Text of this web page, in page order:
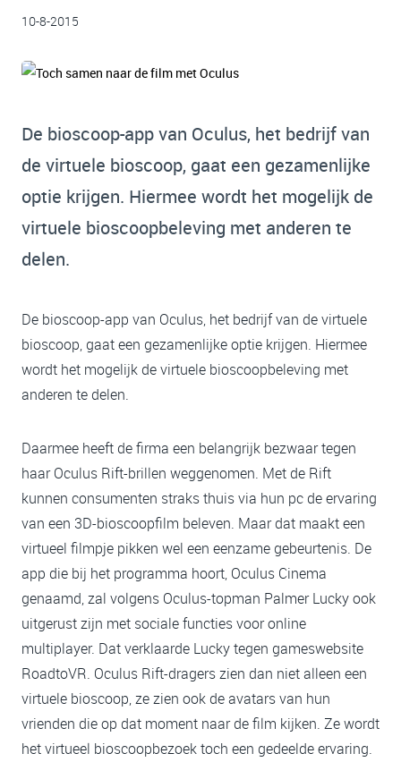
10-8-2015
De bioscoop-app van Oculus, het bedrijf van
de virtuele bioscoop, gaat een gezamenlijke
optie krijgen. Hiermee wordt het mogelijk de
virtuele bioscoopbeleving met anderen te
delen.
De bioscoop-app van Oculus, het bedrijf van de virtuele
bioscoop, gaat een gezamenlijke optie krijgen. Hiermee
wordt het mogelijk de virtuele bioscoopbeleving met
anderen te delen.
Daarmee heeft de firma een belangrijk bezwaar tegen
haar Oculus Rift-brillen weggenomen. Met de Rift
kunnen consumenten straks thuis via hun pc de ervaring
van een 3D-bioscoopfilm beleven. Maar dat maakt een
virtueel filmpje pikken wel een eenzame gebeurtenis. De
app die bij het programma hoort, Oculus Cinema
genaamd, zal volgens Oculus-topman Palmer Lucky ook
uitgerust zijn met sociale functies voor online
multiplayer. Dat verklaarde Lucky tegen gameswebsite
RoadtoVR. Oculus Rift-dragers zien dan niet alleen een
virtuele bioscoop, ze zien ook de avatars van hun
vrienden die op dat moment naar de film kijken. Ze wordt
het virtueel bioscoopbezoek toch een gedeelde ervaring.